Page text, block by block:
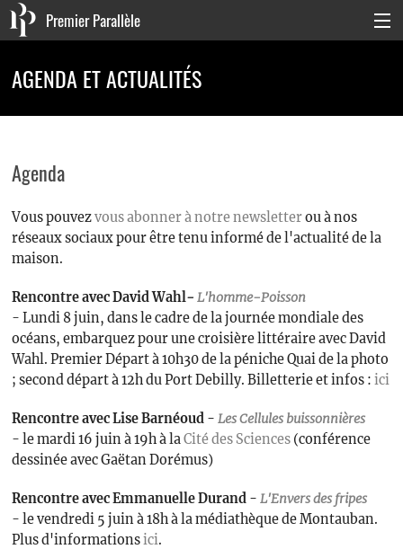
Premier Parallèle
Agenda & actualités
La maison
Connexion
AGENDA ET ACTUALITÉS
Agenda
Vous pouvezvous abonner à notre newsletterou à nos
réseaux sociaux pour être tenu informé de l'actualité de la
maison.
Rencontre avec David Wahl- L'homme-Poisson
- Lundi 8 juin, dans le cadre de la journée mondiale des
océans, embarquez pour une croisière littéraire avec David
Wahl. Premier Départ à 10h30 de la péniche Quai de la photo
; second départ à 12h du Port Debilly. Billetterie et infos : ici
Rencontre avec Lise Barnéoud - LesCellules buissonnières
- le mardi 16 juin à 19h à laCité des Sciences(conférence
dessinée avec Gaëtan Dorémus)
Rencontre avec Emmanuelle Durand - L'Envers des fripes
- le vendredi 5 juin à 18h à la médiathèque de Montauban.
Plus d'informationsici.